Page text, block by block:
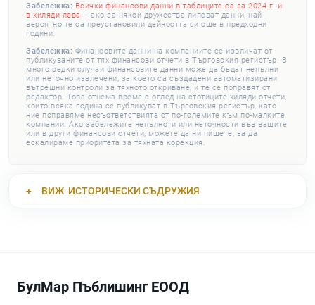
Забележка: Всички финансови данни в таблиците са за 2024 г. и
в хиляди лева – ако за някои дружества липсват данни, най-
вероятно те са преустановили дейността си още в предходни
години.
Забележка: Финансовите данни на компаниите се извличат от
публикуваните от тях финансови отчети в Търговския регистър. В
много редки случаи финансовите данни може да бъдат непълни
или неточно извлечени, за което са създадени автоматизирани
вътрешни контроли за тяхното откриване, и те се поправят от
редактор. Това отнема време с оглед на стотиците хиляди отчети,
които всяка година се публикуват в Търговския регистър, като
ние поправяме несъответствията от по-големите към по-малките
компании. Ако забележите непълноти или неточности във вашите
или в други финансови отчети, можете да ни пишете, за да
ескалираме приоритета за тяхната корекция.
ВИЖ ИСТОРИЧЕСКИ СЪДРУЖИЯ
БулМар Пъблишинг ЕООД